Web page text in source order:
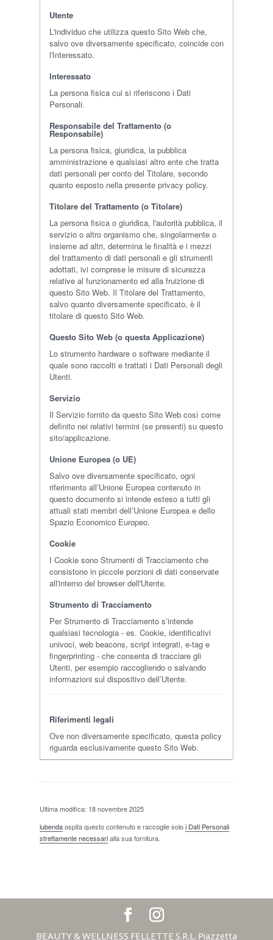
Utente
L'individuo che utilizza questo Sito Web che,
salvo ove diversamente specificato, coincide con
l'Interessato.
Interessato
La persona fisica cui si riferiscono i Dati
Personali.
Responsabile del Trattamento (o
Responsabile)
La persona fisica, giuridica, la pubblica
amministrazione e qualsiasi altro ente che tratta
dati personali per conto del Titolare, secondo
quanto esposto nella presente privacy policy.
Titolare del Trattamento (o Titolare)
La persona fisica o giuridica, l'autorità pubblica, il
servizio o altro organismo che, singolarmente o
insieme ad altri, determina le finalità e i mezzi
del trattamento di dati personali e gli strumenti
adottati, ivi comprese le misure di sicurezza
relative al funzionamento ed alla fruizione di
questo Sito Web. Il Titolare del Trattamento,
salvo quanto diversamente specificato, è il
titolare di questo Sito Web.
Questo Sito Web (o questa Applicazione)
Lo strumento hardware o software mediante il
quale sono raccolti e trattati i Dati Personali degli
Utenti.
Servizio
Il Servizio fornito da questo Sito Web così come
definito nei relativi termini (se presenti) su questo
sito/applicazione.
Unione Europea (o UE)
Salvo ove diversamente specificato, ogni
riferimento all’Unione Europea contenuto in
questo documento si intende esteso a tutti gli
attuali stati membri dell’Unione Europea e dello
Spazio Economico Europeo.
Cookie
I Cookie sono Strumenti di Tracciamento che
consistono in piccole porzioni di dati conservate
all'interno del browser dell'Utente.
Strumento di Tracciamento
Per Strumento di Tracciamento s’intende
qualsiasi tecnologia - es. Cookie, identificativi
univoci, web beacons, script integrati, e-tag e
fingerprinting - che consenta di tracciare gli
Utenti, per esempio raccogliendo o salvando
informazioni sul dispositivo dell’Utente.
Riferimenti legali
Ove non diversamente specificato, questa policy
riguarda esclusivamente questo Sito Web.
Ultima modifica: 18 novembre 2025
iubendaospita questo contenuto e raccoglie soloi Dati Personali
strettamente necessarialla sua fornitura.
BEAUTY & WELLNESS FELLETTE S.R.L. Piazzetta